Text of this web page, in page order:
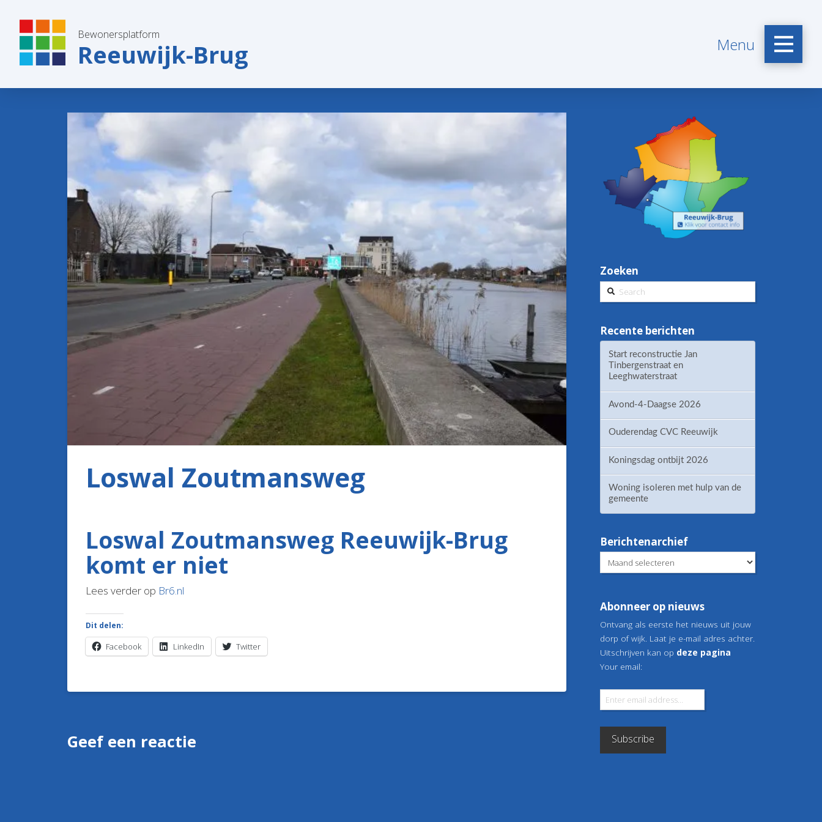
Bewonersplatform
Reeuwijk-Brug Menu
Loswal Zoutmansweg
Loswal Zoutmansweg Reeuwijk-Brug
komt er niet
Lees verder op Br6.nl
Dit delen:
Facebook LinkedIn Twitter
Geef een reactie
Zoeken
Search
Recente berichten
Start reconstructie Jan
Tinbergenstraat en
Leeghwaterstraat
Avond-4-Daagse 2026
Ouderendag CVC Reeuwijk
Koningsdag ontbijt 2026
Woning isoleren met hulp van de
gemeente
Berichtenarchief
Berichtenarchief
Abonneer op nieuws
Ontvang als eerste het nieuws uit jouw
dorp of wijk. Laat je e-mail adres achter.
Uitschrijven kan op deze pagina
Your email: